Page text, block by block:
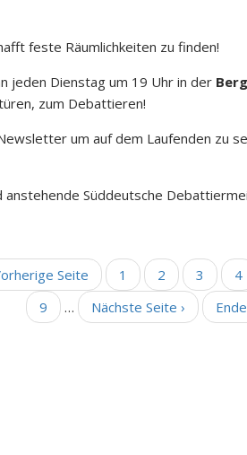
feste Räumlichkeiten zu finden!
jeden Dienstag um 19 Uhr in der
zum Debattieren!
um auf dem Laufenden zu
anstehende Süddeutsche
Seite Seite
1 Seite
2
Aktuelle
Seite
3 4
Seite
9 …
Nächste
Seite
Nächste Seite ›
Seite